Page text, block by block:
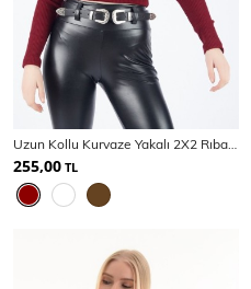
Uzun Kollu Kurvaze Yakalı 2X2 Rıbana Bluz | Blz31022
255,00 TL